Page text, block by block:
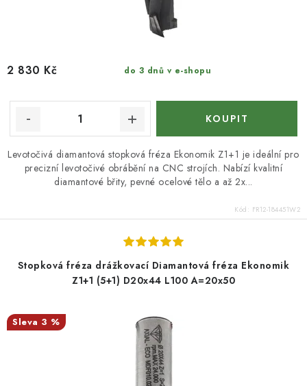
do 3 dnů v e-shopu
2 830 Kč
Levotočivá diamantová stopková fréza Ekonomik Z1+1 je ideální pro
precizní levotočivé obrábění na CNC strojích. Nabízí kvalitní
diamantové břity, pevné ocelové tělo a až 2x...
Kód: FR12-184451W2
Stopková fréza drážkovací Diamantová fréza Ekonomik
Z1+1 (5+1) D20x44 L100 A=20x50
3 %